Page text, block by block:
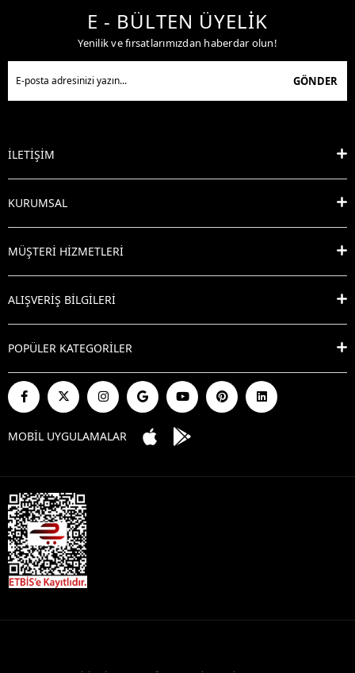
E - BÜLTEN ÜYELİK
Yenilik ve fırsatlarımızdan haberdar olun!
GÖNDER
İLETİŞİM
KURUMSAL
MÜŞTERİ HİZMETLERİ
ALIŞVERİŞ BİLGİLERİ
POPÜLER KATEGORİLER
MOBİL UYGULAMALAR